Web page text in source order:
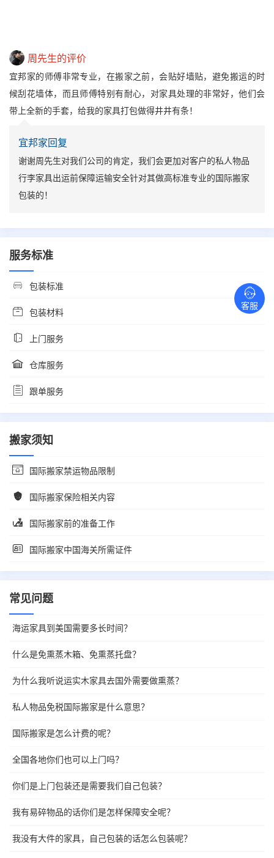
周先生的评价
宜邦家的师傅非常专业，在搬家之前，会贴好墙贴，避免搬运的时
候刮花墙体，而且师傅特别有耐心，对家具处理的非常好，他们会
带上全新的手套，给我的家具打包做得井井有条！
宜邦家回复
谢谢周先生对我们公司的肯定，我们会更加对客户的私人物品
行李家具出运前保障运输安全针对其做高标准专业的国际搬家
包装的！
服务标准
包装标准
包装材料
上门服务
仓库服务
跟单服务
搬家须知
国际搬家禁运物品限制
国际搬家保险相关内容
国际搬家前的准备工作
国际搬家中国海关所需证件
常见问题
海运家具到美国需要多长时间？
什么是免熏蒸木箱、免熏蒸托盘？
为什么我听说运实木家具去国外需要做熏蒸？
私人物品免税国际搬家是什么意思？
国际搬家是怎么计费的呢？
全国各地你们也可以上门吗？
你们是上门包装还是需要我们自己包装？
我有易碎物品的话你们是怎样保障安全呢？
我没有大件的家具，自己包装的话怎么包装呢？
客服